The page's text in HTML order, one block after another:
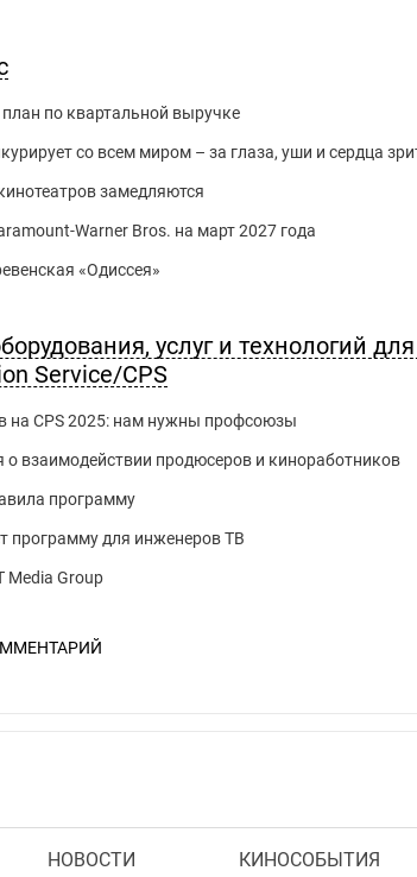
по квартальной выручке
со всем миром – за глаза, уши и сердца
замедляются
Warner Bros. на март 2027 года
«Одиссея»
услуг и технологий
Service/CPS
на CPS 2025: нам нужны профсоюзы
о взаимодействии продюсеров и киноработников
программу
программу для инженеров ТВ
Media Group
НОВОСТИ КИНОСОБЫТИЯ